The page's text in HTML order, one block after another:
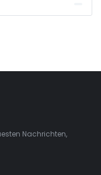
Nachrichten,